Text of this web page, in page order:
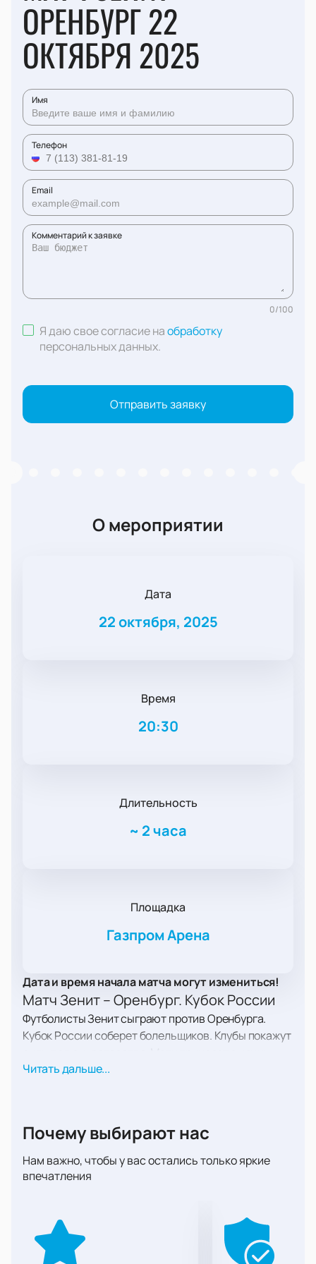
ОРЕНБУРГ 22
ОКТЯБРЯ 2025
Имя
Телефон
Email
Комментарий к заявке
0/100
Я даю свое согласие наобработку
персональных данных.
Отправить заявку
О мероприятии
Дата
22 октября, 2025
Время
20:30
Длительность
~ 2 часа
Площадка
Газпром Арена
Дата и время начала матча могут измениться!
Матч Зенит – Оренбург. Кубок России
Футболисты Зенит сыграют против Оренбурга.
Кубок России соберет болельщиков. Клубы покажут
азарт, борьбу.
Футбольная, дом 1. Узнайте точное время начала
матча. Приходите заранее к стадиону.
Состав участников
Зенит и Оренбург выйдут на поле. Клубы имеют
Стадион для встречи
Газпром Арена примет игру. Стадион известен
Читать дальше...
Почему выбирают нас
Нам важно, чтобы у вас остались только яркие
впечатления